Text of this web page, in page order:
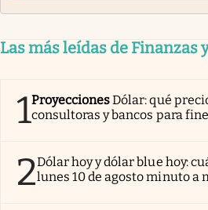
Las más leídas de Finanzas
1ProyeccionesDólar: qué
consultoras y bancos para
2Dólar hoy y dólar blue hoy:
lunes 10 de agosto minuto a